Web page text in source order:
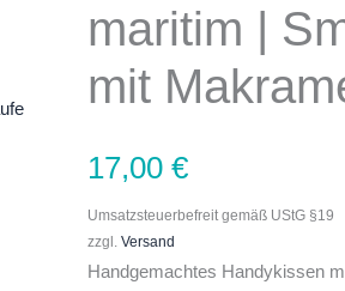
maritim |
mit
17,00 €
Umsatzsteuerbefreit gemäß UStG §19
zzgl. Versand
Handgemachtes Handykissen